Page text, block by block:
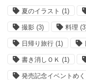
夏のイラスト (1)
撮影 (3) 料理
日帰り旅行 (1)
書き消しＯＫ (1)
発売記念イベントめ